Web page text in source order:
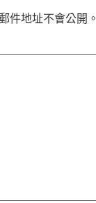
件地址不會公開。